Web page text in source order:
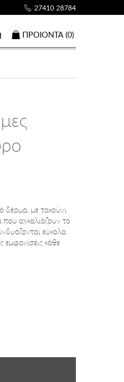
27410 28784
ΠΡΟΙOΝΤΑ (0)
δέρμα, με τακούνι
αγκαλιάζουν το
εύκολα
εμφανίσεις κάθε